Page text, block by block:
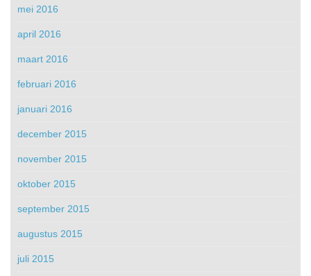
mei 2016
april 2016
maart 2016
februari 2016
januari 2016
december 2015
november 2015
oktober 2015
september 2015
augustus 2015
juli 2015